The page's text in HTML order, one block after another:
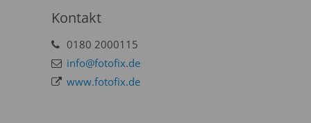
Kontakt
0180 2000115
info@fotofix.de
www.fotofix.de